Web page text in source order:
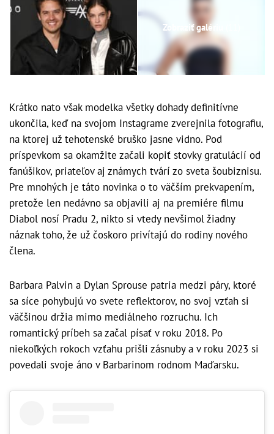
Zobraziť galériu
Krátko nato však modelka všetky dohady definitívne
ukončila, keď na svojom Instagrame zverejnila fotografiu,
na ktorej už tehotenské bruško jasne vidno. Pod
príspevkom sa okamžite začali kopiť stovky gratulácií od
fanúšikov, priateľov aj známych tvárí zo sveta šoubiznisu.
Pre mnohých je táto novinka o to väčším prekvapením,
pretože len nedávno sa objavili aj na premiére filmu
Diabol nosí Pradu 2, nikto si vtedy nevšimol žiadny
náznak toho, že už čoskoro privítajú do rodiny nového
člena.
Barbara Palvin a Dylan Sprouse patria medzi páry, ktoré
sa síce pohybujú vo svete reflektorov, no svoj vzťah si
väčšinou držia mimo mediálneho rozruchu. Ich
romantický príbeh sa začal písať v roku 2018. Po
niekoľkých rokoch vzťahu prišli zásnuby a v roku 2023 si
povedali svoje áno v Barbarinom rodnom Maďarsku.